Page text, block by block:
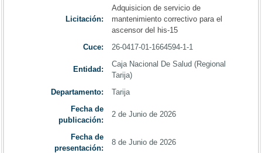
Licitación:
Adquisicion de servicio de
mantenimiento correctivo para el
ascensor del his-15
Cuce:
26-0417-01-1664594-1-1
Entidad:
Caja Nacional De Salud (Regional
Tarija)
Departamento:
Tarija
Fecha de
publicación:
2 de Junio de 2026
Fecha de
presentación:
8 de Junio de 2026